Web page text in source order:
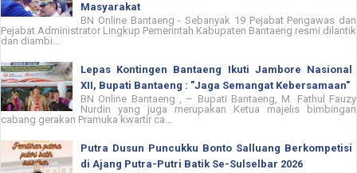
Masyarakat
BN Online Bantaeng - Sebanyak 19 Pejabat Pengawas dan
Pejabat Administrator Lingkup Pemerintah Kabupaten Bantaeng resmi dilantik
dan diambi...
Lepas Kontingen Bantaeng Ikuti Jambore Nasional
XII, Bupati Bantaeng : "Jaga Semangat Kebersamaan"
BN Online Bantaeng , – Bupati Bantaeng, M. Fathul Fauzy
Nurdin yang juga merupakan Ketua majelis bimbingan
cabang gerakan Pramuka kwartir ca...
Putra Dusun Puncukku Bonto Salluang Berkompetisi
di Ajang Putra-Putri Batik Se-Sulselbar 2026